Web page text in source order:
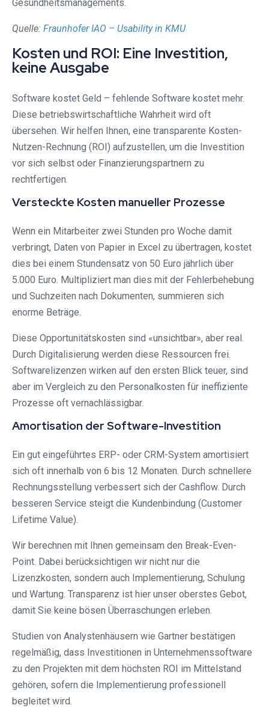
Gesundheitsmanagements.
Quelle: Fraunhofer IAO – Usability in KMU
Kosten und ROI: Eine Investition,
keine Ausgabe
Software kostet Geld – fehlende Software kostet mehr.
Diese betriebswirtschaftliche Wahrheit wird oft
übersehen. Wir helfen Ihnen, eine transparente Kosten-
Nutzen-Rechnung (ROI) aufzustellen, um die Investition
vor sich selbst oder Finanzierungspartnern zu
rechtfertigen.
Versteckte Kosten manueller Prozesse
Wenn ein Mitarbeiter zwei Stunden pro Woche damit
verbringt, Daten von Papier in Excel zu übertragen, kostet
dies bei einem Stundensatz von 50 Euro jährlich über
5.000 Euro. Multipliziert man dies mit der Fehlerbehebung
und Suchzeiten nach Dokumenten, summieren sich
enorme Beträge.
Diese Opportunitätskosten sind «unsichtbar», aber real.
Durch Digitalisierung werden diese Ressourcen frei.
Softwarelizenzen wirken auf den ersten Blick teuer, sind
aber im Vergleich zu den Personalkosten für ineffiziente
Prozesse oft vernachlässigbar.
Amortisation der Software-Investition
Ein gut eingeführtes ERP- oder CRM-System amortisiert
sich oft innerhalb von 6 bis 12 Monaten. Durch schnellere
Rechnungsstellung verbessert sich der Cashflow. Durch
besseren Service steigt die Kundenbindung (Customer
Lifetime Value).
Wir berechnen mit Ihnen gemeinsam den Break-Even-
Point. Dabei berücksichtigen wir nicht nur die
Lizenzkosten, sondern auch Implementierung, Schulung
und Wartung. Transparenz ist hier unser oberstes Gebot,
damit Sie keine bösen Überraschungen erleben.
Studien von Analystenhäusern wie Gartner bestätigen
regelmäßig, dass Investitionen in Unternehmenssoftware
zu den Projekten mit dem höchsten ROI im Mittelstand
gehören, sofern die Implementierung professionell
begleitet wird.